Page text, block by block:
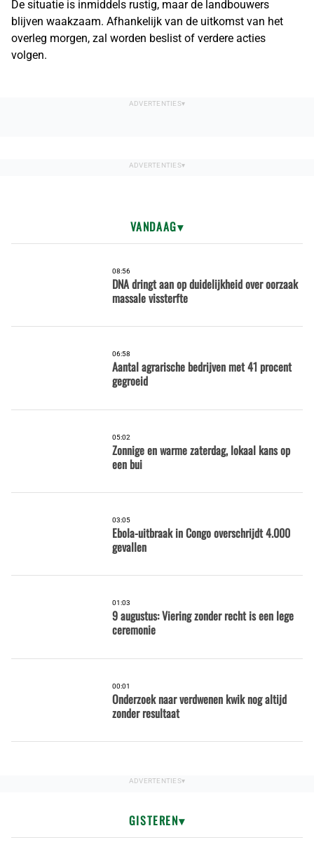
De situatie is inmiddels rustig, maar de landbouwers
blijven waakzaam. Afhankelijk van de uitkomst van het
overleg morgen, zal worden beslist of verdere acties
volgen.
VANDAAG
08:56
DNA dringt aan op duidelijkheid over oorzaak
massale vissterfte
06:58
Aantal agrarische bedrijven met 41 procent
gegroeid
05:02
Zonnige en warme zaterdag, lokaal kans op
een bui
03:05
Ebola-uitbraak in Congo overschrijdt 4.000
gevallen
01:03
9 augustus: Viering zonder recht is een lege
ceremonie
00:01
Onderzoek naar verdwenen kwik nog altijd
zonder resultaat
GISTEREN